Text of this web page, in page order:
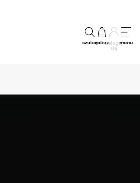
szukajzakupZaloguj
się
menu